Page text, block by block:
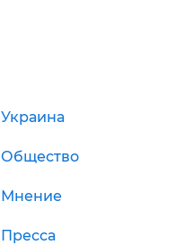
Украина
Общество
Мнение
Пресса